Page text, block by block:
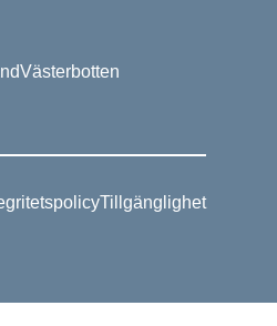
Västerbotten
Tillgänglighet